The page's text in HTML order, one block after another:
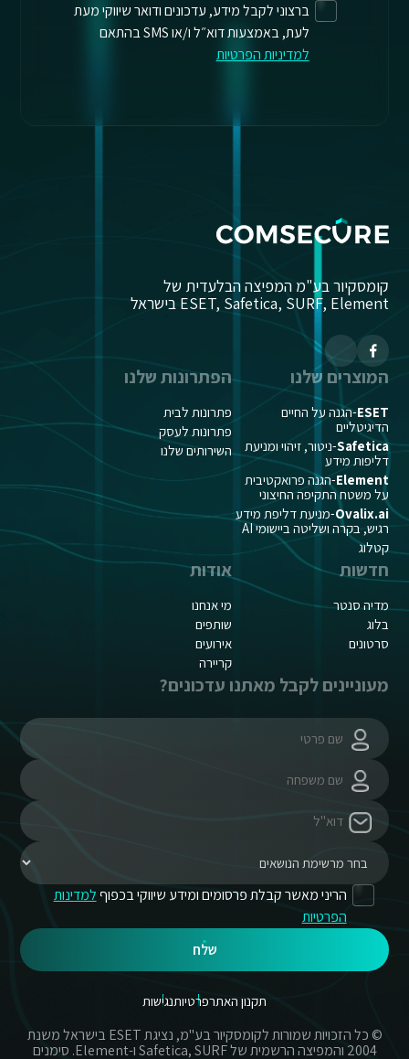
ברצוני לקבל מידע, עדכונים ודואר שיווקי מעת
לעת, באמצעות דוא״ל ו/או SMS בהתאם
למדיניות הפרטיות
קומסקיור בע"מ המפיצה הבלעדית של
ESET, Safetica, SURF, Element בישראל
המוצרים שלנו
ESET-הגנה על החיים
הדיגיטליים
Safetica-ניטור, זיהוי ומניעת
דליפות מידע
Element-הגנה פרואקטיבית
על משטח התקיפה החיצוני
Ovalix.ai-מניעת דליפת מידע
רגיש, בקרה ושליטה ביישומי AI
קטלוג
הפתרונות שלנו
פתרונות לבית
פתרונות לעסק
השירותים שלנו
חדשות
מדיה סנטר
בלוג
סרטונים
אודות
מי אנחנו
שותפים
אירועים
קריירה
מעוניינים לקבל מאתנו עדכונים?
הריני מאשר קבלת פרסומים ומידע שיווקי בכפוףלמדינות
הפרטיות
שלח
תקנון האתרפרטיותנגישות
© כל הזכויות שמורות לקומסקיור בע"מ, נציגת ESET בישראל משנת
2004 והמפיצה הרשמית של Safetica, SURF ו-Element. סימנים